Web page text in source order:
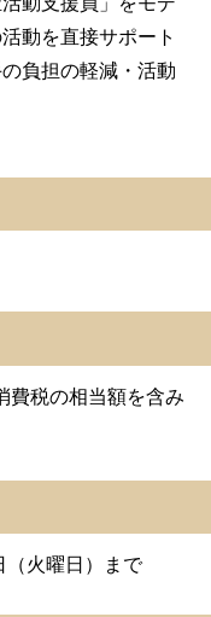
動を直接サポート
負担の軽減・活動
税の相当額を含み
火曜日）まで